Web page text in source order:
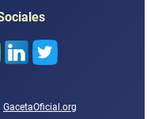
GacetaOficial.org